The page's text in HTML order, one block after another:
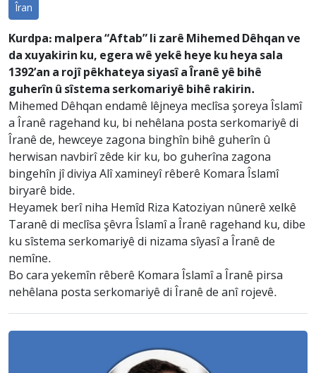
Îran
Kurdpa: malpera “Aftab” li zarê Mihemed Dêhqan ve
da xuyakirin ku, egera wê yekê heye ku heya sala
1392’an a rojî pêkhateya siyasî a Îranê yê bihê
guherîn û sîstema serkomariyê bihê rakirin.
Mihemed Dêhqan endamê lêjneya meclîsa şoreya Îslamî
a Îranê ragehand ku, bi nehêlana posta serkomariyê di
Îranê de, hewceye zagona binghîn bihê guherîn û
herwisan navbirî zêde kir ku, bo guherîna zagona
bingehîn jî diviya Alî xamineyî rêberê Komara Îslamî
biryarê bide.
Heyamek berî niha Hemîd Riza Katoziyan nûnerê xelkê
Taranê di meclîsa şêvra Îslamî a Îranê ragehand ku, dibe
ku sîstema serkomariyê di nizama sîyasî a Îranê de
nemîne.
Bo cara yekemîn rêberê Komara Îslamî a Îranê pirsa
nehêlana posta serkomariyê di Îranê de anî rojevê.